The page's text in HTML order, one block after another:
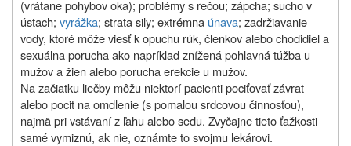
(vrátane pohybov oka); problémy s rečou; zápcha; sucho v
ústach; vyrážka; strata sily; extrémna únava; zadržiavanie
vody, ktoré môže viesť k opuchu rúk, členkov alebo chodidiel a
sexuálna porucha ako napríklad znížená pohlavná túžba u
mužov a žien alebo porucha erekcie u mužov.
Na začiatku liečby môžu niektorí pacienti pociťovať závrat
alebo pocit na omdlenie (s pomalou srdcovou činnosťou),
najmä pri vstávaní z ľahu alebo sedu. Zvyčajne tieto ťažkosti
samé vymiznú, ak nie, oznámte to svojmu lekárovi.